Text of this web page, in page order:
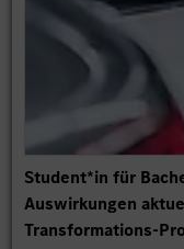
Student*in für
Auswirkungen
Transformations-